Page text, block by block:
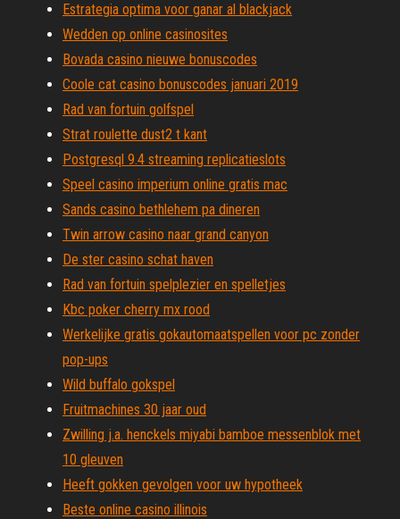
Estrategia optima voor ganar al blackjack
Wedden op online casinosites
Bovada casino nieuwe bonuscodes
Coole cat casino bonuscodes januari 2019
Rad van fortuin golfspel
Strat roulette dust2 t kant
Postgresql 9.4 streaming replicatieslots
Speel casino imperium online gratis mac
Sands casino bethlehem pa dineren
Twin arrow casino naar grand canyon
De ster casino schat haven
Rad van fortuin spelplezier en spelletjes
Kbc poker cherry mx rood
Werkelijke gratis gokautomaatspellen voor pc zonder
pop-ups
Wild buffalo gokspel
Fruitmachines 30 jaar oud
Zwilling j.a. henckels miyabi bamboe messenblok met
10 gleuven
Heeft gokken gevolgen voor uw hypotheek
Beste online casino illinois